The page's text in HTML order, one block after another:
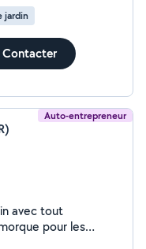
jardin
Contacter
Auto-entrepreneur
avec tout
pour les